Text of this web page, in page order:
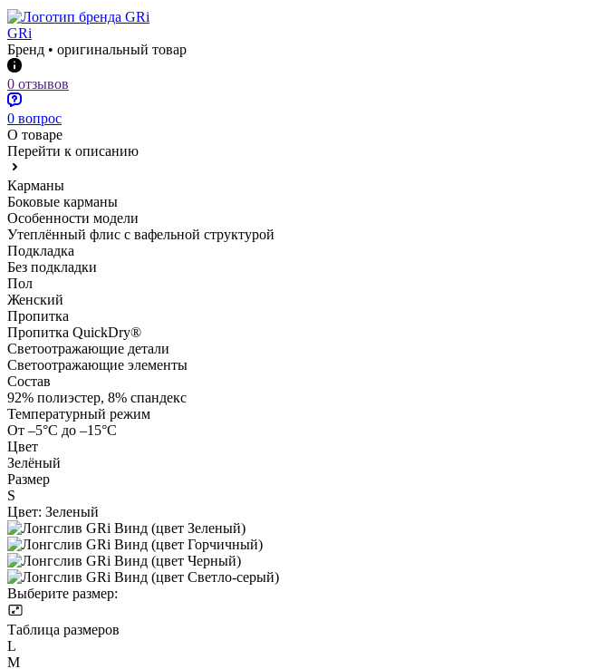
GRi
Бренд • оригинальный товар
0 отзывов
0 вопрос
О товаре
Перейти к описанию
Карманы
Боковые карманы
Особенности модели
Утеплённый флис с вафельной структурой
Подкладка
Без подкладки
Пол
Женский
Пропитка
Пропитка QuickDry®
Светоотражающие детали
Светоотражающие элементы
Состав
92% полиэстер, 8% спандекс
Температурный режим
От –5°С до –15°С
Цвет
Зелёный
Размер
S
Цвет: Зеленый
Выберите размер:
Таблица размеров
L
M